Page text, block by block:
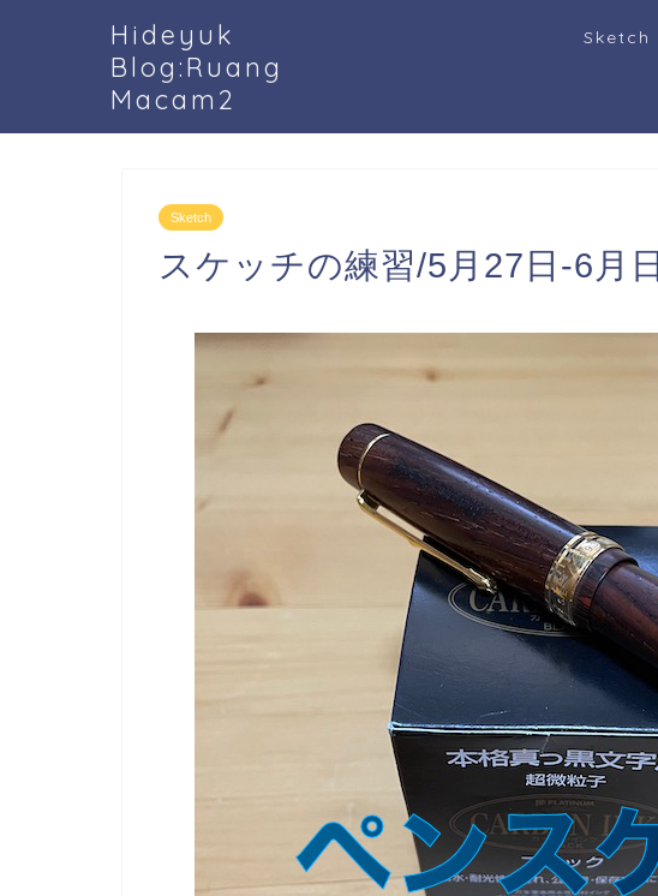
Hideyuk
Blog:Ruang
Macam2
Sketch
Sketch
スケッチの練習/5月27日-6月日